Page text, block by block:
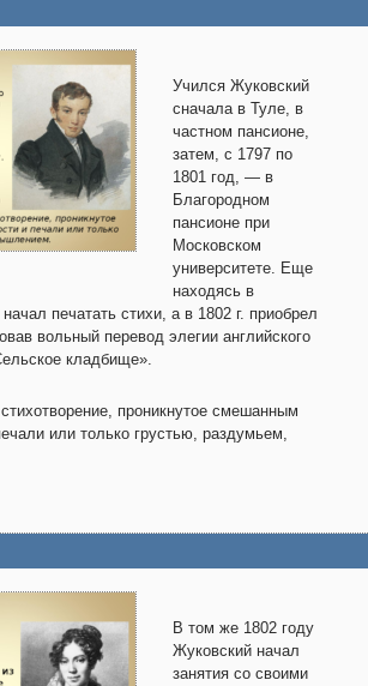
Учился Жуковский
сначала в Туле, в
частном пансионе,
затем, с 1797 по
1801 год, — в
Благородном
пансионе при
Московском
университете. Еще
находясь в
печатать стихи, а в 1802 г. приобрел
вольный перевод элегии английского
кладбище».
проникнутое смешанным
или только грустью, раздумьем,
В том же 1802 году
Жуковский начал
занятия со своими